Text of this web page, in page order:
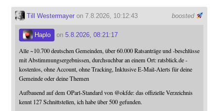
boosted
Till Westermayeron 7.8.2026, 10:12:43
Haplo on 5.8.2026, 08:21:17
Alle ~10.700 deutschen Gemeinden, über 60.000 Ratsanträge und -beschlüsse
mit Abstimmungsergebnissen, durchsuchbar an einem Ort: ratsblick.de -
kostenlos, ohne Account, ohne Tracking, Inklusive E-Mail-Alerts für deine
Gemeinde oder deine Themen
Aufbauend auf dem OParl-Standard von @okfde: das offizielle Verzeichnis
kennt 127 Schnittstellen, ich habe über 500 gefunden.